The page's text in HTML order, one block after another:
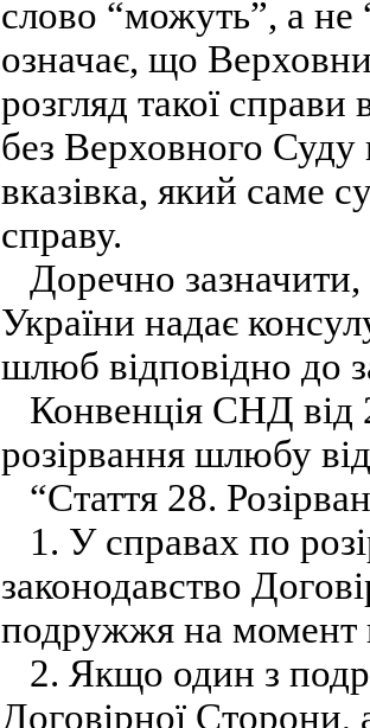
слово “можуть”, а не
означає, що
розгляд такої
без Верховного Суду
вказівка, який саме
справу.
Доречно зазначити,
України надає
шлюб відповідно до
Конвенція СНД від
розірвання шлюбу
“Стаття 28.
1. У справах по
законодавство
подружжя на момент
2. Якщо один з
Договірної